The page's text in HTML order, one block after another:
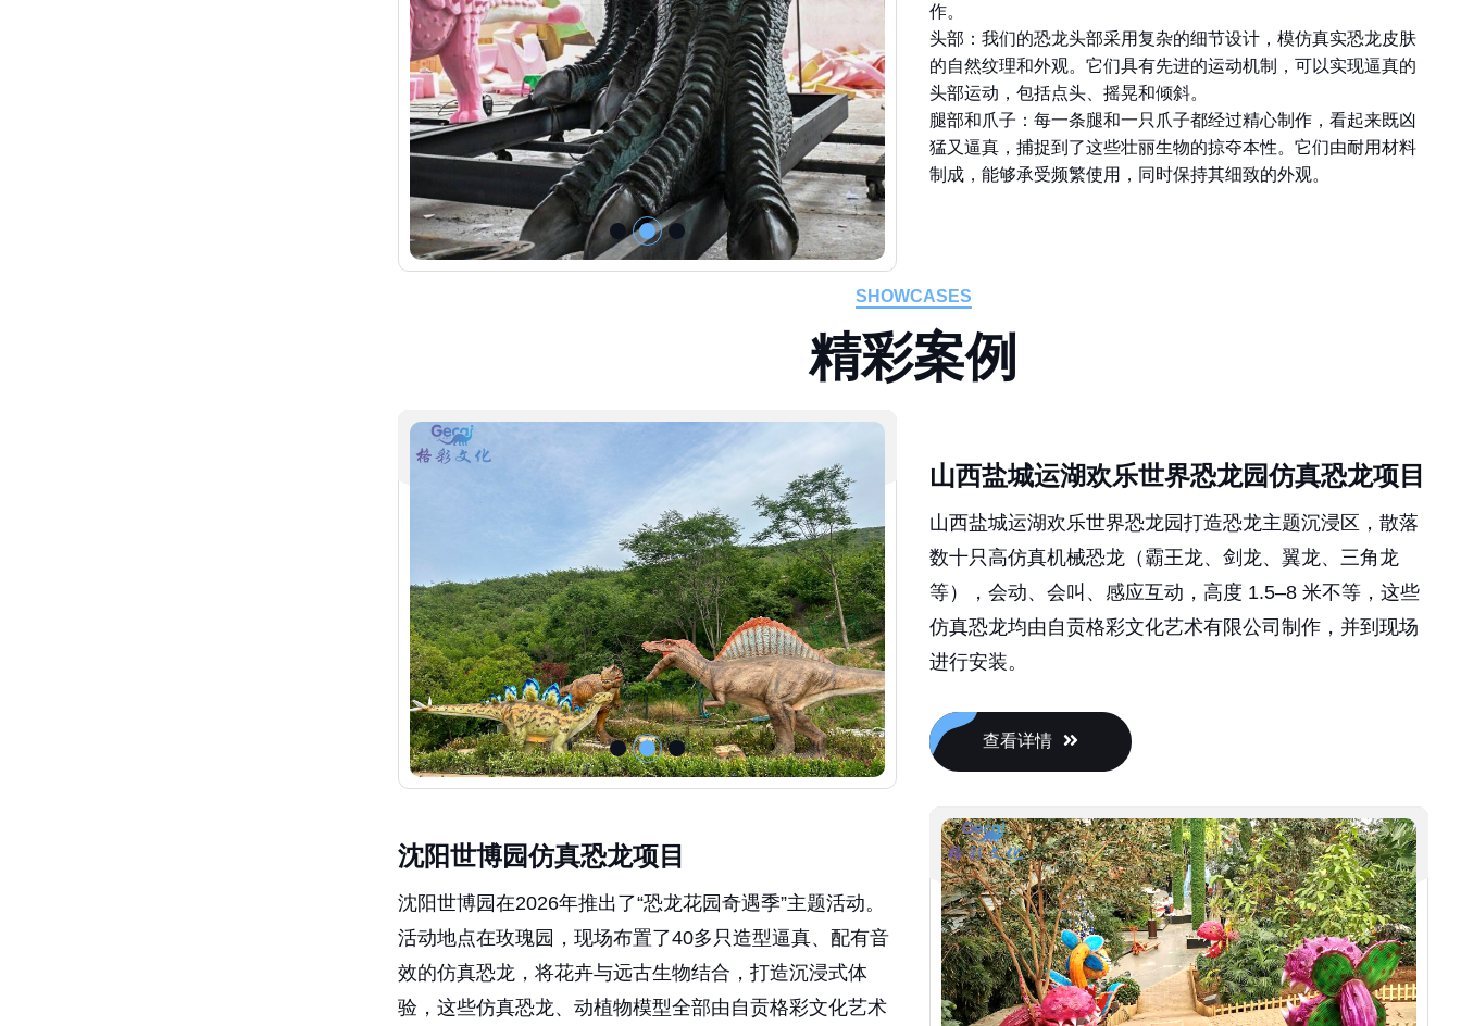
作。
头部：我们的恐龙头部采用复杂的细节设计，模仿真实恐龙皮肤
的自然纹理和外观。它们具有先进的运动机制，可以实现逼真的
头部运动，包括点头、摇晃和倾斜。
腿部和爪子：每一条腿和一只爪子都经过精心制作，看起来既凶
猛又逼真，捕捉到了这些壮丽生物的掠夺本性。它们由耐用材料
制成，能够承受频繁使用，同时保持其细致的外观。
SHOWCASES
精彩案例
山西盐城运湖欢乐世界恐龙园仿真恐龙项目
山西盐城运湖欢乐世界恐龙园打造恐龙主题沉浸区，散落
数十只高仿真机械恐龙（霸王龙、剑龙、翼龙、三角龙
等），会动、会叫、感应互动，高度 1.5–8 米不等，这些
仿真恐龙均由自贡格彩文化艺术有限公司制作，并到现场
进行安装。
查看详情
沈阳世博园仿真恐龙项目
沈阳世博园在2026年推出了“恐龙花园奇遇季”主题活动。
活动地点在玫瑰园，现场布置了40多只造型逼真、配有音
效的仿真恐龙，将花卉与远古生物结合，打造沉浸式体
验，这些仿真恐龙、动植物模型全部由自贡格彩文化艺术